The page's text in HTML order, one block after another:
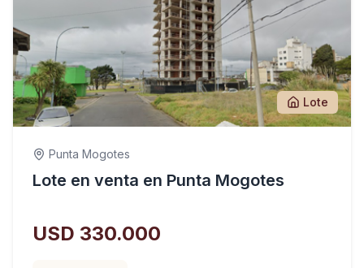
Lote
Punta Mogotes
Lote en venta en Punta Mogotes
USD 330.000